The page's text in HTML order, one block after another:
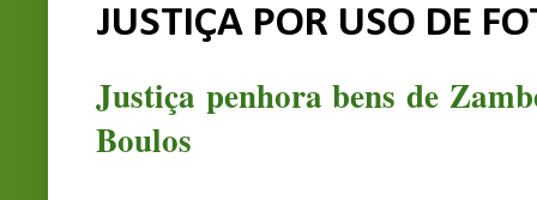
JUSTIÇA POR USO DE
Justiça penhora bens de
Boulos